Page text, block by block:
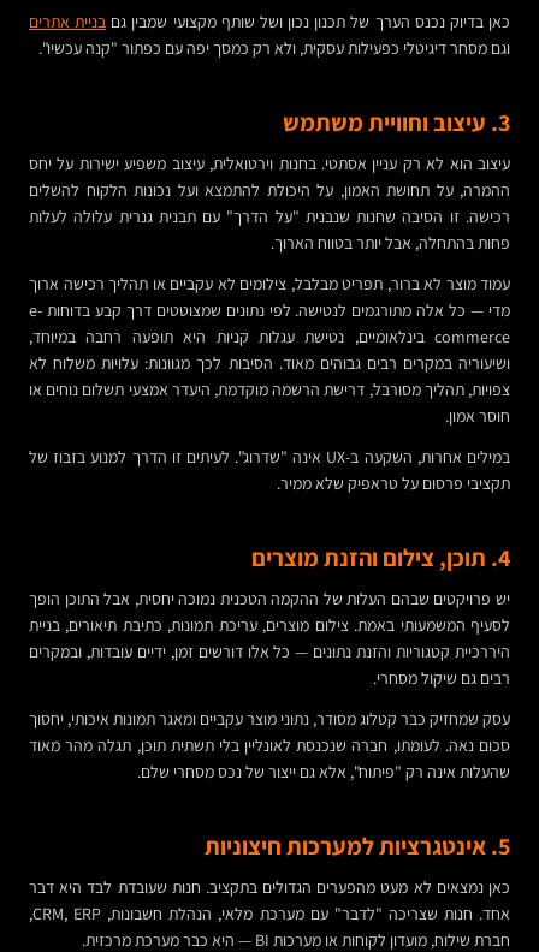
כאן בדיוק נכנס הערך של תכנון נכון ושל שותף מקצועי שמבין גם בניית אתרים
וגם מסחר דיגיטלי כפעילות עסקית, ולא רק כמסך יפה עם כפתור "קנה עכשיו".
3. עיצוב וחוויית משתמש
עיצוב הוא לא רק עניין אסתטי. בחנות וירטואלית, עיצוב משפיע ישירות על יחס
ההמרה, על תחושת האמון, על היכולת להתמצא ועל נכונות הלקוח להשלים
רכישה. זו הסיבה שחנות שנבנית "על הדרך" עם תבנית גנרית עלולה לעלות
פחות בהתחלה, אבל יותר בטווח הארוך.
עמוד מוצר לא ברור, תפריט מבלבל, צילומים לא עקביים או תהליך רכישה ארוך
מדי — כל אלה מתורגמים לנטישה. לפי נתונים שמצוטטים דרך קבע בדוחות e-
commerce בינלאומיים, נטישת עגלות קניות היא תופעה רחבה במיוחד,
ושיעוריה במקרים רבים גבוהים מאוד. הסיבות לכך מגוונות: עלויות משלוח לא
צפויות, תהליך מסורבל, דרישת הרשמה מוקדמת, היעדר אמצעי תשלום נוחים או
חוסר אמון.
במילים אחרות, השקעה ב-UX אינה "שדרוג". לעיתים זו הדרך למנוע בזבוז של
תקציבי פרסום על טראפיק שלא ממיר.
4. תוכן, צילום והזנת מוצרים
יש פרויקטים שבהם העלות של ההקמה הטכנית נמוכה יחסית, אבל התוכן הופך
לסעיף המשמעותי באמת. צילום מוצרים, עריכת תמונות, כתיבת תיאורים, בניית
היררכיית קטגוריות והזנת נתונים — כל אלו דורשים זמן, ידיים עובדות, ובמקרים
רבים גם שיקול מסחרי.
עסק שמחזיק כבר קטלוג מסודר, נתוני מוצר עקביים ומאגר תמונות איכותי, יחסוך
סכום נאה. לעומתו, חברה שנכנסת לאונליין בלי תשתית תוכן, תגלה מהר מאוד
שהעלות אינה רק "פיתוח", אלא גם ייצור של נכס מסחרי שלם.
5. אינטגרציות למערכות חיצוניות
כאן נמצאים לא מעט מהפערים הגדולים בתקציב. חנות שעובדת לבד היא דבר
אחד. חנות שצריכה "לדבר" עם מערכת מלאי, הנהלת חשבונות, CRM, ERP,
חברת שילוח, מועדון לקוחות או מערכות BI — היא כבר מערכת מרכזית.